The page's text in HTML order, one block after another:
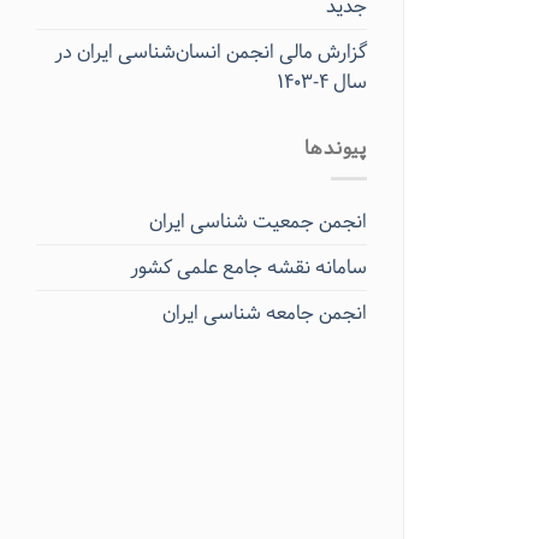
جدید
گزارش مالی انجمن انسان‌شناسی ایران در
سال ۴-۱۴۰۳
پیوندها
انجمن جمعیت شناسی ایران
سامانه نقشه جامع علمی کشور
انجمن جامعه شناسی ایران